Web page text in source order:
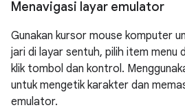
Menavigasi layar emulator
Gunakan kursor mouse komputer
jari di layar sentuh, pilih item menu
klik tombol dan kontrol.
untuk mengetik karakter dan
emulator.